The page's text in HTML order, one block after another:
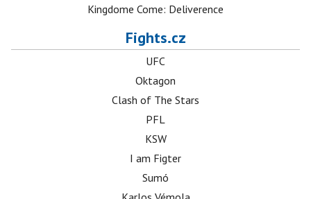
Kingdome Come: Deliverence
Fights.cz
UFC
Oktagon
Clash of The Stars
PFL
KSW
I am Figter
Sumó